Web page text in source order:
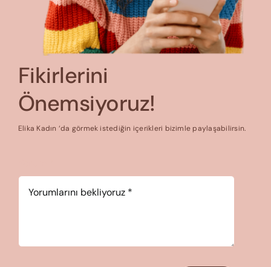
Fikirlerini
Önemsiyoruz!
Elika Kadın ‘da görmek istediğin içerikleri bizimle paylaşabilirsin.